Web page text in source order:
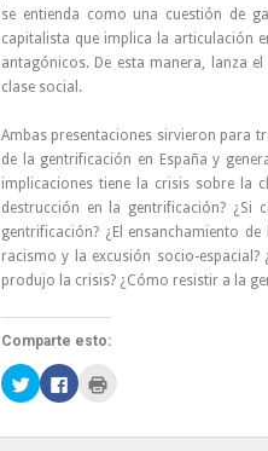
se entienda como una cuestión de
capitalista que implica la articulación
antagónicos. De esta manera, lanza
clase social.
Ambas presentaciones sirvieron para
de la gentrificación en España y
implicaciones tiene la crisis sobre la
destrucción en la gentrificación? ¿Si
gentrificación? ¿El ensanchamiento
racismo y la excusión socio-
produjo la crisis? ¿Cómo resistir a la
Comparte esto:
Haz
clic
para
en
Haz
clic
en (Se